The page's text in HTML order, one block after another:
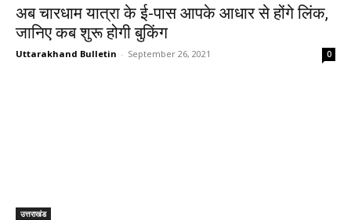
अब चारधाम यात्रा के ई-पास आपके आधार से होंगे लिंक,
जानिए कब शुरू होगी बुकिंग
Uttarakhand Bulletin - September 26, 2021 0
उत्तराखंड